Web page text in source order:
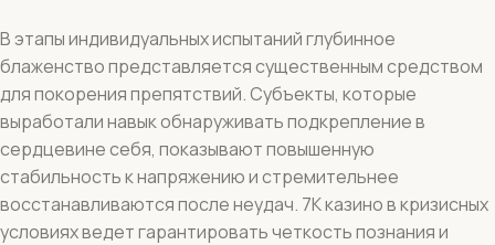
В этапы индивидуальных испытаний глубинное
блаженство представляется существенным средством
для покорения препятствий. Субъекты, которые
выработали навык обнаруживать подкрепление в
сердцевине себя, показывают повышенную
стабильность к напряжению и стремительнее
восстанавливаются после неудач. 7К казино в кризисных
условиях ведет гарантировать четкость познания и